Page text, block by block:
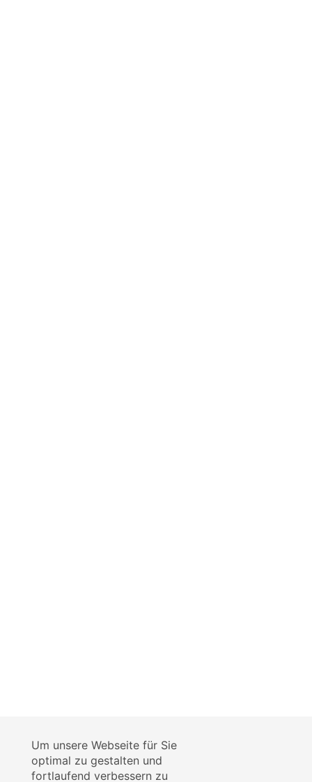
Um unsere Webseite für Sie
optimal zu gestalten und
fortlaufend verbessern zu